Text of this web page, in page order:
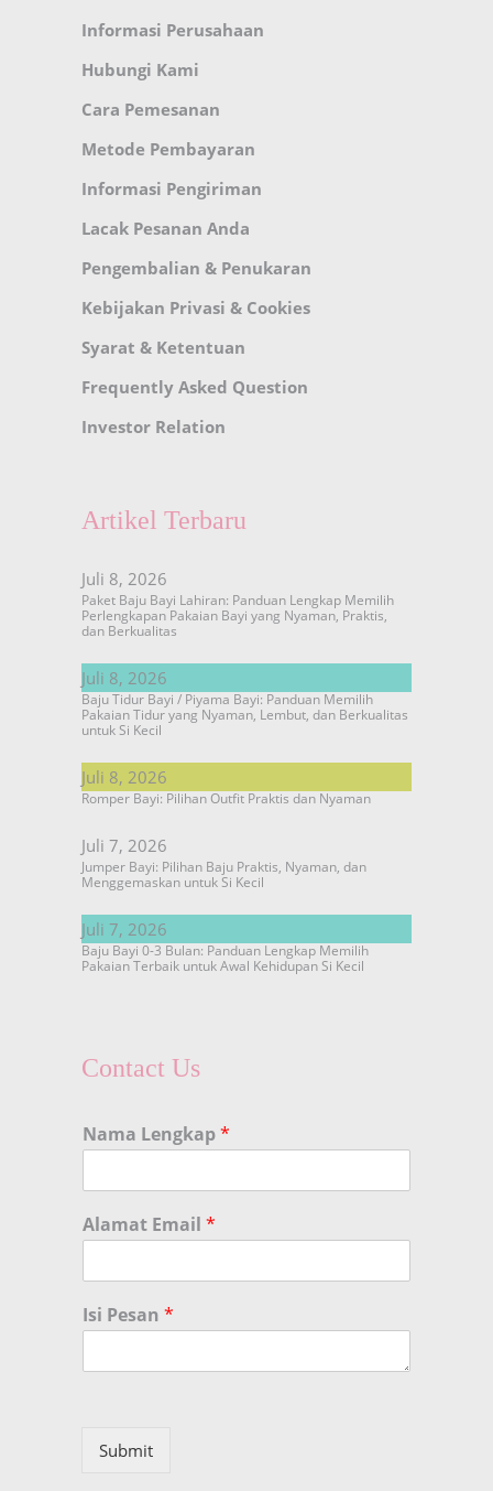
Informasi Perusahaan
Hubungi Kami
Cara Pemesanan
Metode Pembayaran
Informasi Pengiriman
Lacak Pesanan Anda
Pengembalian & Penukaran
Kebijakan Privasi & Cookies
Syarat & Ketentuan
Frequently Asked Question
Investor Relation
Artikel Terbaru
Juli 8, 2026
Paket Baju Bayi Lahiran: Panduan Lengkap Memilih
Perlengkapan Pakaian Bayi yang Nyaman, Praktis,
dan Berkualitas
Juli 8, 2026
Baju Tidur Bayi / Piyama Bayi: Panduan Memilih
Pakaian Tidur yang Nyaman, Lembut, dan Berkualitas
untuk Si Kecil
Juli 8, 2026
Romper Bayi: Pilihan Outfit Praktis dan Nyaman
Juli 7, 2026
Jumper Bayi: Pilihan Baju Praktis, Nyaman, dan
Menggemaskan untuk Si Kecil
Juli 7, 2026
Baju Bayi 0-3 Bulan: Panduan Lengkap Memilih
Pakaian Terbaik untuk Awal Kehidupan Si Kecil
Contact Us
Nama Lengkap*
Alamat Email *
Isi Pesan *
Submit